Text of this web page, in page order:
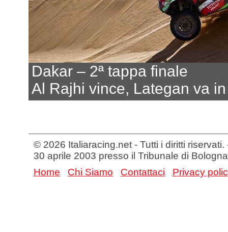
Dakar – 2ª tappa finale
Al Rajhi vince, Lategan va
© 2026 Italiaracing.net - Tutti i diritti
30 aprile 2003 presso il Tribunale di Bologna
Home
Chi Siamo Contattaci Privacy